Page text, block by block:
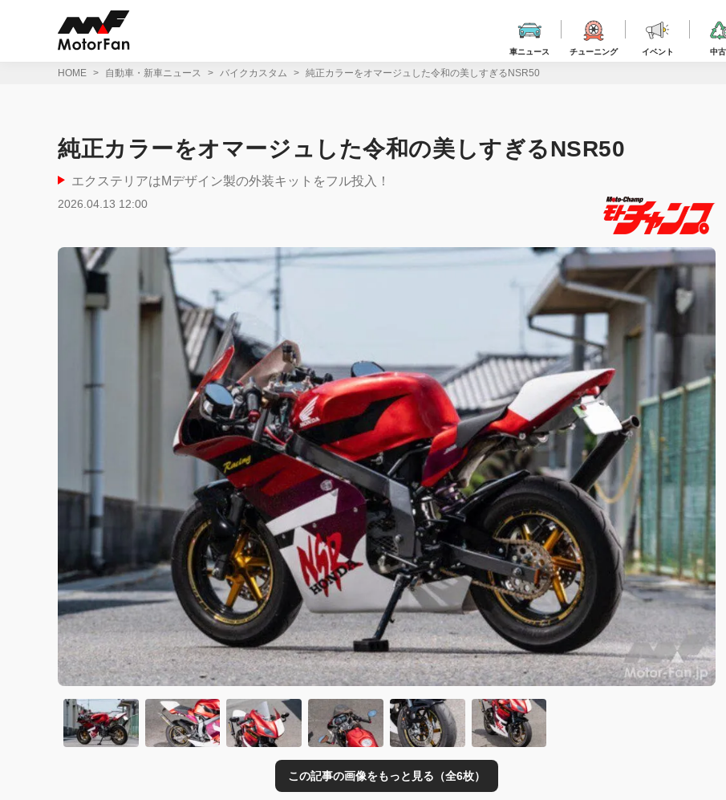
車ニュース チューニング イベント 中
HOME 自動車・新車ニュース バイクカスタム 純正カラーをオマージュした令和の美しすぎるNSR50
純正カラーをオマージュした令和の美しすぎるNSR50
エクステリアはMデザイン製の外装キットをフル投入！
2026.04.13 12:00
この記事の画像をもっと見る（全6枚）